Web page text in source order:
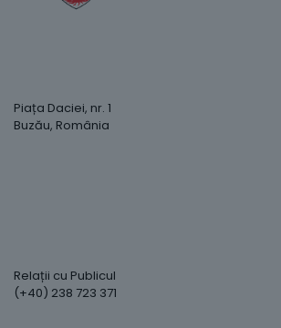
Piața Daciei, nr. 1
Buzău, România
Relații cu Publicul
(+40) 238 723 371